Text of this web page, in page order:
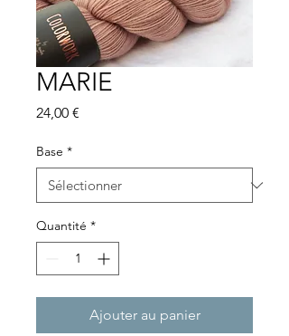
MARIE
24,00 €
Base *
Quantité *
Ajouter au panier